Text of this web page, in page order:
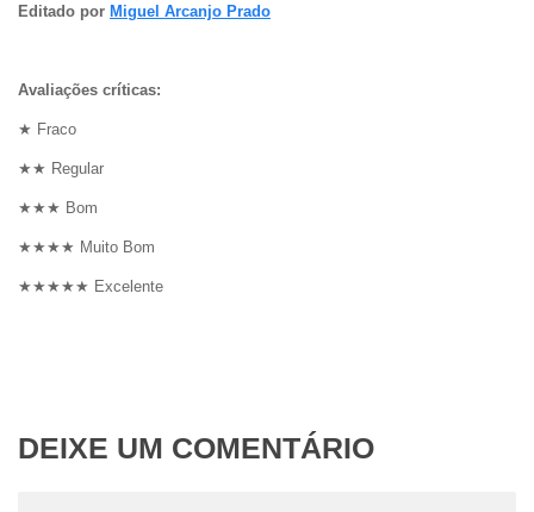
Editado por Miguel Arcanjo Prado
Avaliações críticas:
★ Fraco
★★ Regular
★★★ Bom
★★★★ Muito Bom
★★★★★ Excelente
DEIXE UM COMENTÁRIO